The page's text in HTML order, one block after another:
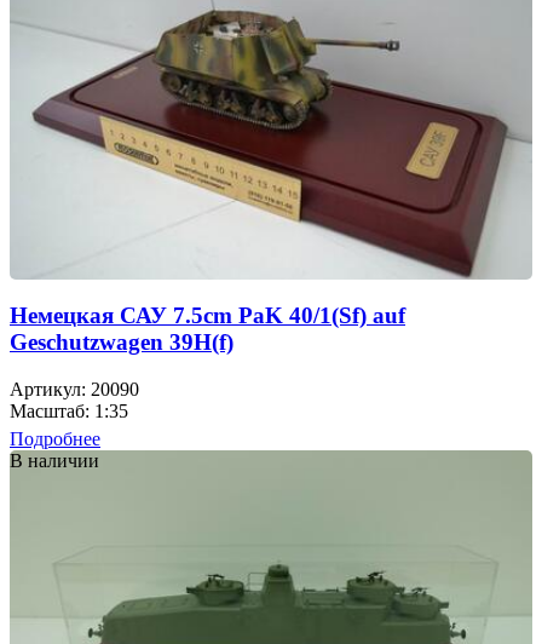
Немецкая САУ 7.5cm PaK 40/1(Sf) auf
Geschutzwagen 39H(f)
Артикул: 20090
Масштаб: 1:35
Подробнее
В наличии